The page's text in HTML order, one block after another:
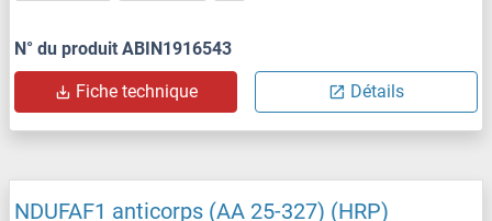
N° du produit ABIN1916543
Fiche technique Détails
NDUFAF1 anticorps (AA 25-327) (HRP)